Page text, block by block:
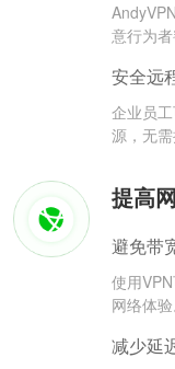
意行为者
安全远
企业员
源，无需
提高
避免带
使用
网络体验
减少延